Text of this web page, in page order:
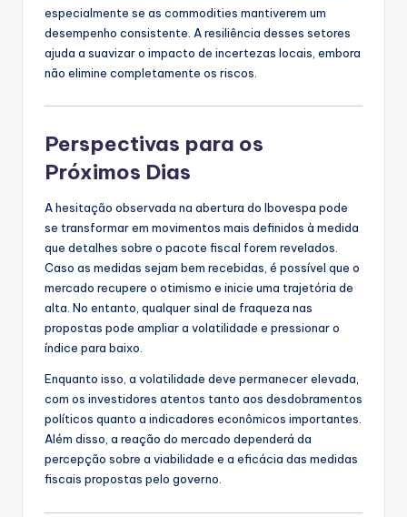
especialmente se as commodities mantiverem um
desempenho consistente. A resiliência desses setores
ajuda a suavizar o impacto de incertezas locais, embora
não elimine completamente os riscos.
Perspectivas para os
Próximos Dias
A hesitação observada na abertura do Ibovespa pode
se transformar em movimentos mais definidos à medida
que detalhes sobre o pacote fiscal forem revelados.
Caso as medidas sejam bem recebidas, é possível que o
mercado recupere o otimismo e inicie uma trajetória de
alta. No entanto, qualquer sinal de fraqueza nas
propostas pode ampliar a volatilidade e pressionar o
índice para baixo.
Enquanto isso, a volatilidade deve permanecer elevada,
com os investidores atentos tanto aos desdobramentos
políticos quanto a indicadores econômicos importantes.
Além disso, a reação do mercado dependerá da
percepção sobre a viabilidade e a eficácia das medidas
fiscais propostas pelo governo.